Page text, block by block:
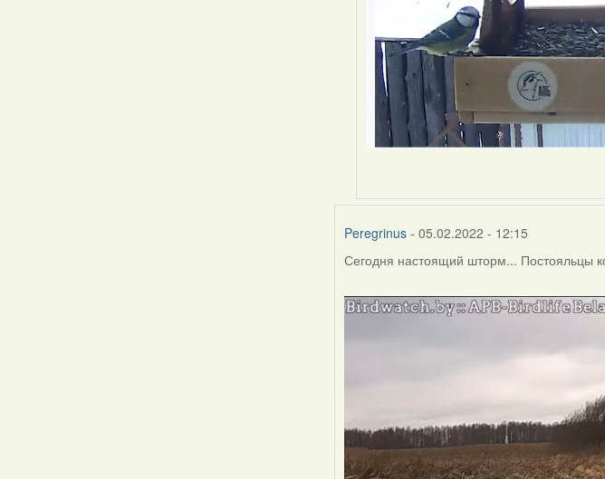
Peregrinus - 05.02.2022 - 12:15
Сегодня настоящий шторм... Постояльцы